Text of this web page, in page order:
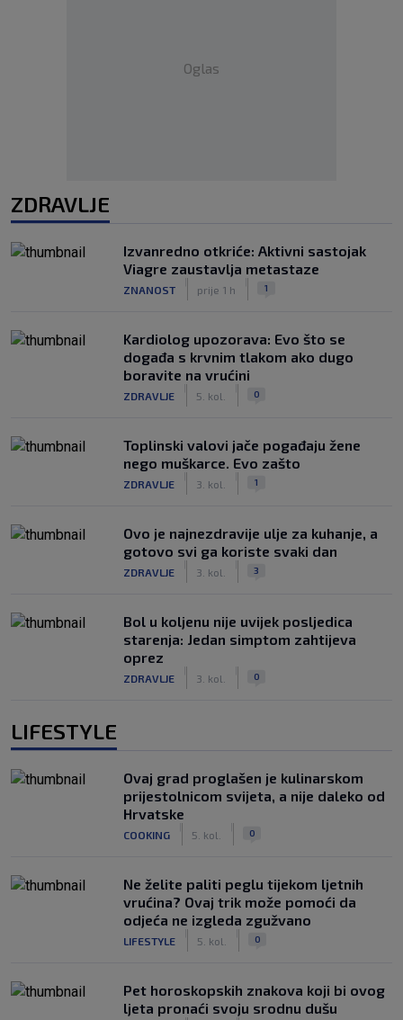
Oglas
ZDRAVLJE
Izvanredno otkriće: Aktivni sastojak
Viagre zaustavlja metastaze
ZNANOST prije 1 h 1
Kardiolog upozorava: Evo što se
događa s krvnim tlakom ako dugo
boravite na vrućini
ZDRAVLJE 5. kol. 0
Toplinski valovi jače pogađaju žene
nego muškarce. Evo zašto
ZDRAVLJE 3. kol. 1
Ovo je najnezdravije ulje za kuhanje, a
gotovo svi ga koriste svaki dan
ZDRAVLJE 3. kol. 3
Bol u koljenu nije uvijek posljedica
starenja: Jedan simptom zahtijeva
oprez
ZDRAVLJE 3. kol. 0
LIFESTYLE
Ovaj grad proglašen je kulinarskom
prijestolnicom svijeta, a nije daleko od
Hrvatske
COOKING 5. kol. 0
Ne želite paliti peglu tijekom ljetnih
vrućina? Ovaj trik može pomoći da
odjeća ne izgleda zgužvano
LIFESTYLE 5. kol. 0
Pet horoskopskih znakova koji bi ovog
ljeta pronaći svoju srodnu dušu